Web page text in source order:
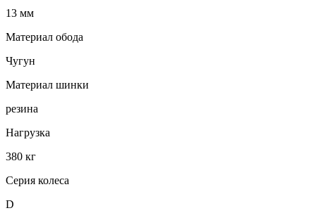
13 мм
Материал обода
Чугун
Материал шинки
резина
Нагрузка
380 кг
Серия колеса
D